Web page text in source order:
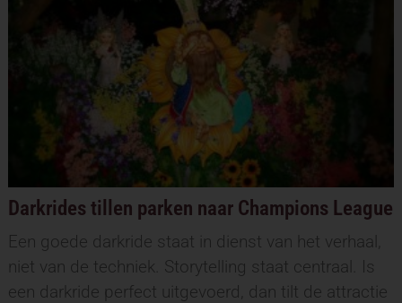
Darkrides tillen parken naar Champions League
Een goede darkride staat in dienst van het verhaal,
niet van de techniek. Storytelling staat centraal. Is
een darkride perfect uitgevoerd, dan tilt de attractie